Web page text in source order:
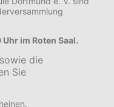
im Roten Saal.
die
Sie